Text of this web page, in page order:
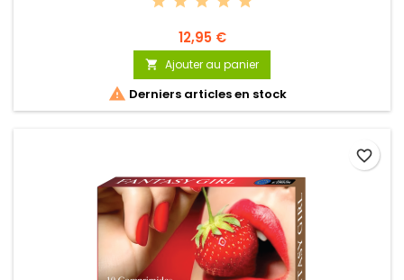
12,95 €
 Ajouter au panier
 Derniers articles en stock
favorite_border